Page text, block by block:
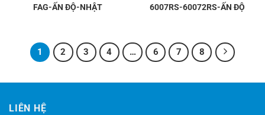
FAG-ẤN ĐỘ-NHẬT
6007RS-60072RS-ẤN ĐỘ
1 2 3 4 … 6 7 8
LIÊN HỆ